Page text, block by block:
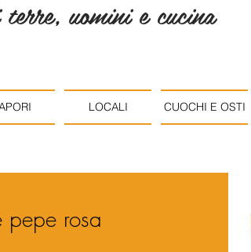
uomini e cucina
LOCALI CUOCHI E OSTI
rosa